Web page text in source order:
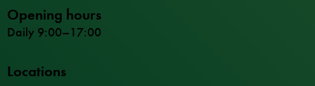
Opening hours
Daily 9:00–17:00
Locations